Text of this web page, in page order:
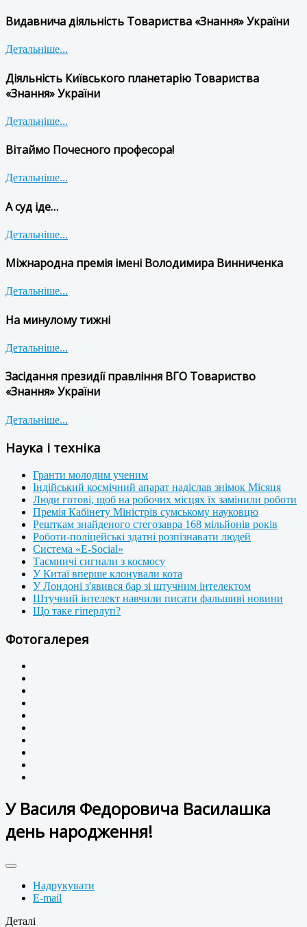
Видавнича діяльність Товариства «Знання» України
Детальніше...
Діяльність Київського планетарію Товариства
«Знання» України
Детальніше...
Вітаймо Почесного професора!
Детальніше...
А суд іде…
Детальніше...
Міжнародна премія імені Володимира Винниченка
Детальніше...
На минулому тижні
Детальніше...
Засідання президії правління ВГО Товариство
«Знання» України
Детальніше...
Наука і техніка
Гранти молодим ученим
Індійський космічний апарат надіслав знімок Місяця
Люди готові, щоб на робочих місцях їх замінили роботи
Премія Кабінету Міністрів сумському науковцю
Решткам знайденого стегозавра 168 мільйонів років
Роботи-поліцейські здатні розпізнавати людей
Система «E-Social»
Таємничі сигнали з космосу
У Китаї вперше клонували кота
У Лондоні з'явився бар зі штучним інтелектом
Штучний інтелект навчили писати фальшиві новини
Що таке гіперлуп?
Фотогалерея
У Василя Федоровича Василашка
день народження!
Надрукувати
E-mail
Деталі